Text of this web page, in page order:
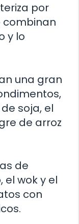
por
combinan
y lo
una gran
soja, el
de arroz
de
wok y el
con